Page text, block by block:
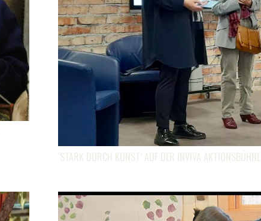
‘STARK DURCH KUNST’ AUF DER INVIVA AKTIONSBÜHNE